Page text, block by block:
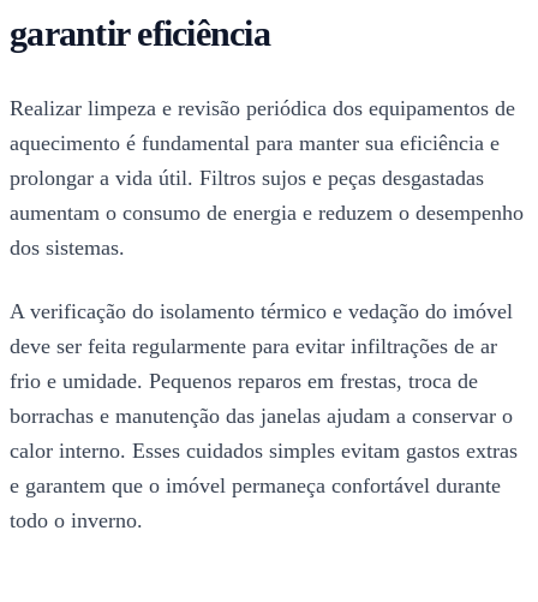
garantir eficiência
Realizar limpeza e revisão periódica dos equipamentos de
aquecimento é fundamental para manter sua eficiência e
prolongar a vida útil. Filtros sujos e peças desgastadas
aumentam o consumo de energia e reduzem o desempenho
dos sistemas.
A verificação do isolamento térmico e vedação do imóvel
deve ser feita regularmente para evitar infiltrações de ar
frio e umidade. Pequenos reparos em frestas, troca de
borrachas e manutenção das janelas ajudam a conservar o
calor interno. Esses cuidados simples evitam gastos extras
e garantem que o imóvel permaneça confortável durante
todo o inverno.